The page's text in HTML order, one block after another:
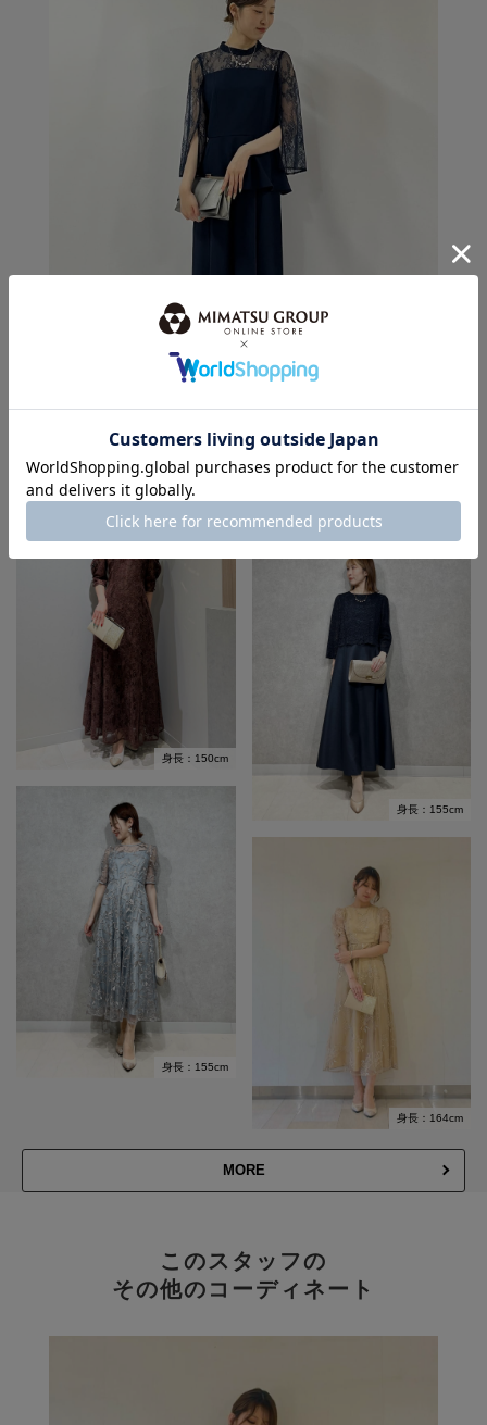
身長：150cm
身長：155cm
身長：155cm
身長：164cm
MORE
このスタッフの
その他のコーディネート